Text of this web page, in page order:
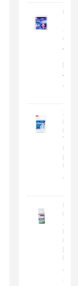
Khăn
giấy
ăn
rút
|
JP500X
Xà
Rửa
Tay
|
RC500
Hoa
Xịt
|
RT300